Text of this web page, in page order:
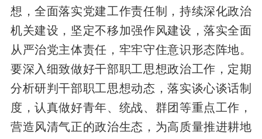
想，全面落实党建工作责任制，持续深化政治
机关建设，坚定不移加强作风建设，落实全面
从严治党主体责任，牢牢守住意识形态阵地。
要深入细致做好干部职工思想政治工作，定期
分析研判干部职工思想动态，落实谈心谈话制
度，认真做好青年、统战、群团等重点工作，
营造风清气正的政治生态，为高质量推进耕地